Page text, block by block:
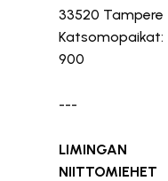
33520 Tampere
Katsomopaikat:
900
---
LIMINGAN
NIITTOMIEHET